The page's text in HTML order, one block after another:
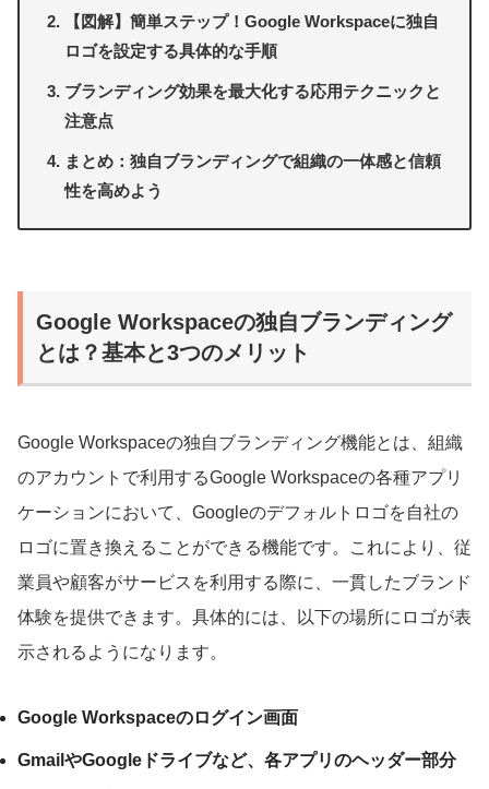
【図解】簡単ステップ！Google Workspaceに独自
ロゴを設定する具体的な手順
ブランディング効果を最大化する応用テクニックと
注意点
まとめ：独自ブランディングで組織の一体感と信頼
性を高めよう
Google Workspaceの独自ブランディング
とは？基本と3つのメリット
Google Workspaceの独自ブランディング機能とは、組織
のアカウントで利用するGoogle Workspaceの各種アプリ
ケーションにおいて、Googleのデフォルトロゴを自社の
ロゴに置き換えることができる機能です。これにより、従
業員や顧客がサービスを利用する際に、一貫したブランド
体験を提供できます。具体的には、以下の場所にロゴが表
示されるようになります。
Google Workspaceのログイン画面
GmailやGoogleドライブなど、各アプリのヘッダー部分